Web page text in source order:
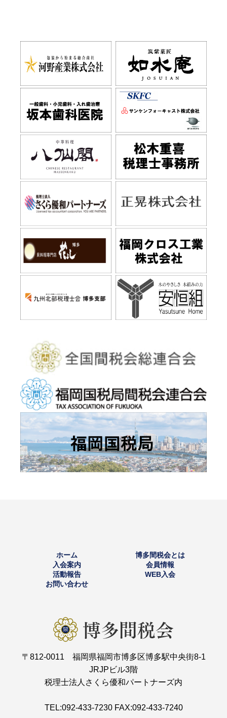
ホーム
博多間税会とは
入会案内
会員情報
活動報告
WEB入会
お問い合わせ
〒812-0011 福岡県福岡市博多区博多駅中央街8-1
JRJPビル3階
税理士法人さくら優和パートナーズ内
TEL:092-433-7230 FAX:092-433-7240